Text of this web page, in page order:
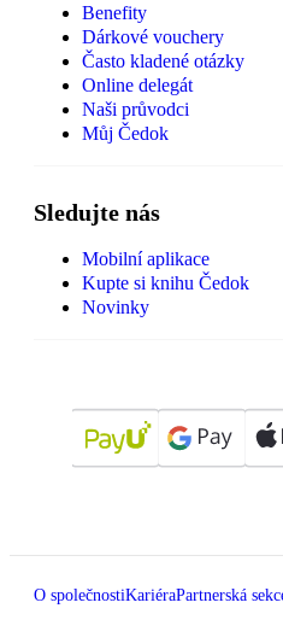
Benefity
Dárkové vouchery
Často kladené otázky
Online delegát
Naši průvodci
Můj Čedok
Sledujte nás
Mobilní aplikace
Kupte si knihu Čedok
Novinky
O společnostiKariéraPartnerská